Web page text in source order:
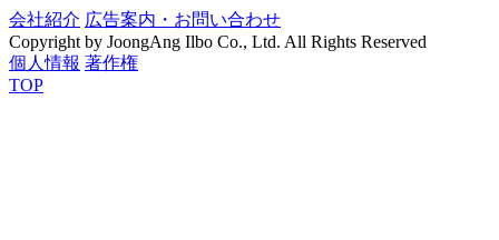
会社紹介 広告案内・お問い合わせ
Copyright by JoongAng Ilbo Co., Ltd. All Rights Reserved
個人情報 著作権
TOP